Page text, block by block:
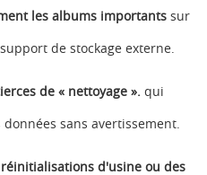
les albums importants sur
de stockage externe.
de « nettoyage ». qui
sans avertissement.
d'usine ou des